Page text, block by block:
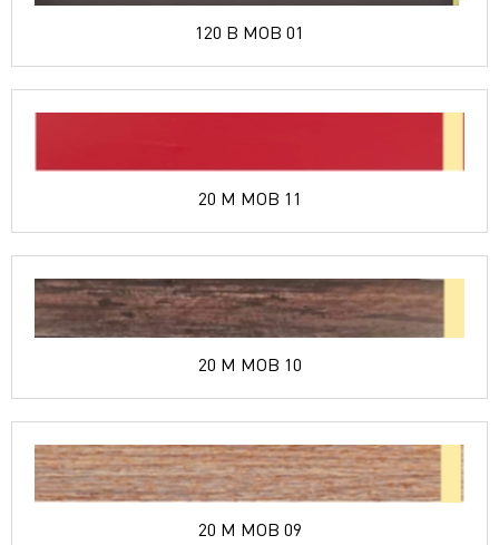
120 B MOB 01
20 M MOB 11
20 M MOB 10
20 M MOB 09